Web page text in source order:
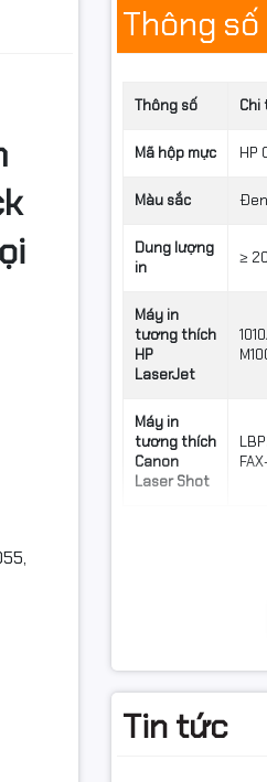
Thông
Thông số Chi
Mã hộp mực HP
Màu sắc Đen
Dung lượng
in
≥
Máy in
tương thích
HP
LaserJet
Máy in
tương thích
Canon
Laser Shot
Tin tức